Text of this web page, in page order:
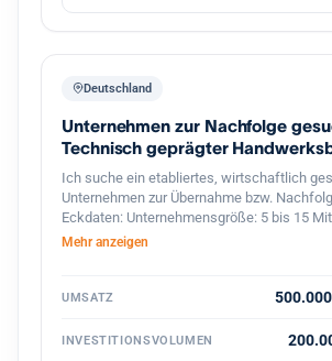
Deutschland
Unternehmen zur Nachfolge
Technisch geprägter
KMU
Ich suche ein etabliertes, wirtschaftlich
Unternehmen zur Übernahme bzw.
Eckdaten: Unternehmensgröße: 5 bis 15
Umsatz: etwa 800.000 bis 2 Mio. Euro
stabiler, möglichst diversifizierter
ersetzenden Technologien oder
Mehr anzeigen
UMSATZ
INVESTITIONSVOLUMEN